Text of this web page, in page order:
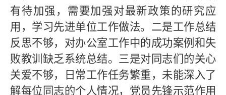
有待加强，需要加强对最新政策的研究应
用，学习先进单位工作做法。二是工作总结
反思不够，对办公室工作中的成功案例和失
败教训缺乏系统总结。三是对同志们的关心
关爱不够，日常工作任务繁重，未能深入了
解每位同志的个人情况，党员先锋示范作用